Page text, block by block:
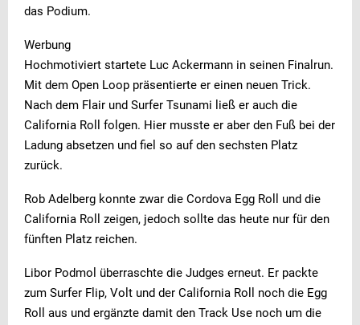
das Podium.
Werbung
Hochmotiviert startete Luc Ackermann in seinen Finalrun.
Mit dem Open Loop präsentierte er einen neuen Trick.
Nach dem Flair und Surfer Tsunami ließ er auch die
California Roll folgen. Hier musste er aber den Fuß bei der
Ladung absetzen und fiel so auf den sechsten Platz
zurück.
Rob Adelberg konnte zwar die Cordova Egg Roll und die
California Roll zeigen, jedoch sollte das heute nur für den
fünften Platz reichen.
Libor Podmol überraschte die Judges erneut. Er packte
zum Surfer Flip, Volt und der California Roll noch die Egg
Roll aus und ergänzte damit den Track Use noch um die